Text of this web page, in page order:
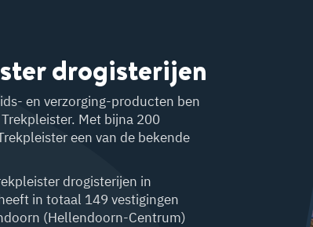
drogisterijen
en verzorging-producten ben
Met bijna 200
een van de bekende
drogisterijen in
in totaal 149 vestigingen
(Hellendoorn-Centrum)